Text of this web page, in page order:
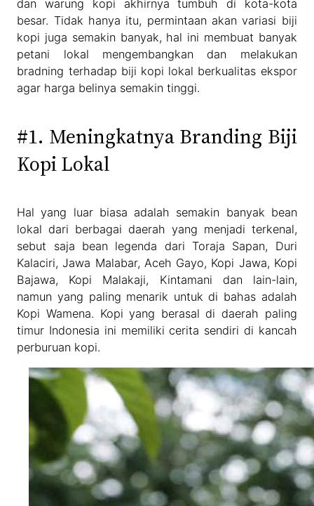
dan warung kopi akhirnya tumbuh di kota-kota
besar. Tidak hanya itu, permintaan akan variasi biji
kopi juga semakin banyak, hal ini membuat banyak
petani lokal mengembangkan dan melakukan
bradning terhadap biji kopi lokal berkualitas ekspor
agar harga belinya semakin tinggi.
#1. Meningkatnya Branding Biji
Kopi Lokal
Hal yang luar biasa adalah semakin banyak bean
lokal dari berbagai daerah yang menjadi terkenal,
sebut saja bean legenda dari Toraja Sapan, Duri
Kalaciri, Jawa Malabar, Aceh Gayo, Kopi Jawa, Kopi
Bajawa, Kopi Malakaji, Kintamani dan lain-lain,
namun yang paling menarik untuk di bahas adalah
Kopi Wamena. Kopi yang berasal di daerah paling
timur Indonesia ini memiliki cerita sendiri di kancah
perburuan kopi.